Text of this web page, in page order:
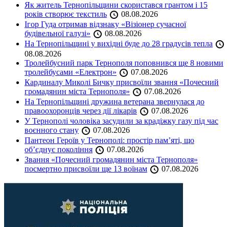
Як житель Тернопільщини скористався грантом і 15
років створює текстиль
08.08.2026
Ігор Гуда отримав відзнаку «Візіонер сучасної
будівельної галузі»
08.08.2026
На Тернопільщині у вихідні буде до 28 градусів тепла
08.08.2026
Тролейбусний парк Тернополя поповнився ще 8 новими
тролейбусами «Електрон»
07.08.2026
Кардиналу Миколі Бичку присвоїли звання «Почесний
громадянин міста Тернополя»
07.08.2026
На Тернопільщині дружина ветерана звернулася до
правоохоронців через дії лікарів
07.08.2026
У Тернополі чоловіка засудили за крадіжку газу під час
воєнного стану
07.08.2026
Пантеон Героїв у Тернополі: простір пам’яті, що
об’єднує покоління
07.08.2026
Звання «Почесний громадянин міста Тернополя»
посмертно присвоїли ще 13 воїнам
07.08.2026